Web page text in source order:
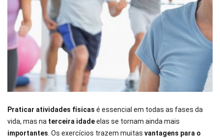
Praticar atividades físicas é essencial em todas as fases da
vida, mas na terceira idadeelas se tornam ainda mais
importantes . Os exercícios trazem muitas vantagens para o